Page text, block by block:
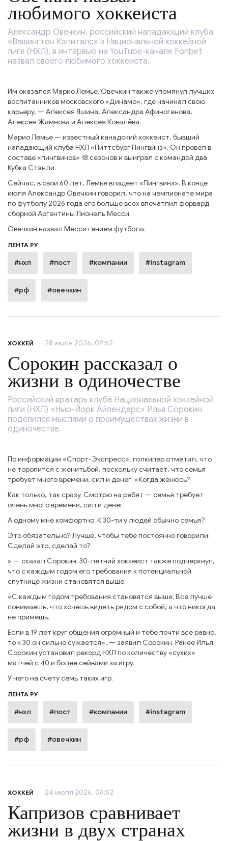
любимого хоккеиста
Александр Овечкин, российский нападающий клуба
«Вашингтон Кэпиталс» в Национальной хоккейной
лиге (НХЛ), в интервью на YouTube-канале Fonbet
назвал своего любимого хоккеиста.
Им оказался Марио Лемье. Овечкин также упомянул лучших
воспитанников московского «Динамо», где начинал свою
карьеру, — Алексея Яшина, Александра Афиногенова,
Алексея Жамнова и Алексея Ковалёва.
Марио Лемье — известный канадский хоккеист, бывший
нападающий клуба НХЛ «Питтсбург Пингвинз». Он провёл в
составе «пингвинов» 18 сезонов и выиграл с командой два
Кубка Стэнли.
Сейчас, в свои 60 лет, Лемье владеет «Пингвинз». В конце
июля Александр Овечкин говорил, что на чемпионате мира
по футболу 2026 года его больше всех впечатлил форвард
сборной Аргентины Лионель Месси.
Овечкин назвал Месси гением футбола.
ЛЕНТА РУ
#нхл #пост #компании #instagram
#рф #овечкин
ХОККЕЙ 28 июля 2026, 09:52
Сорокин рассказал о
жизни в одиночестве
Российский вратарь клуба Национальной хоккейной
лиги (НХЛ) «Нью-Йорк Айлендерс» Илья Сорокин
поделился мыслями о преимуществах жизни в
одиночестве.
По информации «Спорт-Экспресс», голкипер отметил, что
не торопится с женитьбой, поскольку считает, что семья
требует много времени, сил и денег. «Когда женюсь?
Как только, так сразу. Смотрю на ребят — семья требует
очень много времени, сил и денег.
А одному мне комфортно. К 30-ти у людей обычно семья?
Это обязательно? Лучше, чтобы тебе постоянно говорили:
Сделай это, сделай то?
» — сказал Сорокин. 30-летний хоккеист также подчеркнул,
что с каждым годом его требования к потенциальной
спутнице жизни становятся выше.
«С каждым годом требования становятся выше. Всё лучше
понимаешь, что хочешь видеть рядом с собой, а что никогда
не примешь.
Если в 19 лет круг общения огромный и тебе почти всё равно,
то к 30 он сильно сужается», — заявил Сорокин. Ранее Илья
Сорокин установил рекорд НХЛ по количеству «сухих»
матчей с 40 и более сейвами за игру.
У него на счету семь таких игр.
ЛЕНТА РУ
#нхл #пост #компании #instagram
#рф #овечкин
ХОККЕЙ 24 июля 2026, 06:52
Капризов сравнивает
жизни в двух странах